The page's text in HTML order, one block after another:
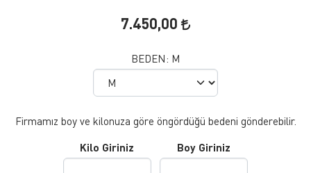
7.450,00
BEDEN: M
Firmamız boy ve kilonuza göre öngördüğü bedeni gönderebilir.
Kilo Giriniz Boy Giriniz